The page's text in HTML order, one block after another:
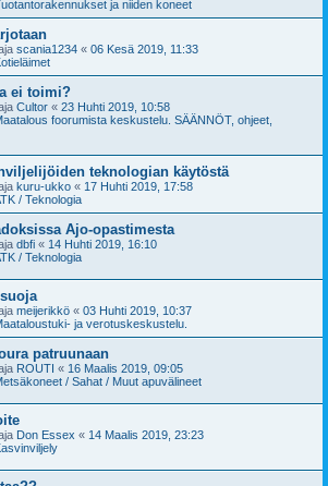
ja niiden koneet
scania1234 « 06 Kesä 2019, 11:33
ei toimi?
Cultor « 23 Huhti 2019, 10:58
foorumista keskustelu. SÄÄNNÖT, ohjeet,
teknologian käytöstä
kuru-ukko « 17 Huhti 2019, 17:58
/ Teknologia
Ajo-opastimesta
dbfi « 14 Huhti 2019, 16:10
/ Teknologia
meijerikkö « 03 Huhti 2019, 10:37
ja verotuskeskustelu.
patruunaan
ROUTI « 16 Maalis 2019, 09:05
/ Sahat / Muut apuvälineet
Don Essex « 14 Maalis 2019, 23:23